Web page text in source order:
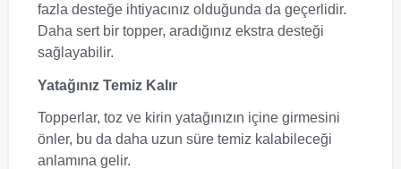
fazla desteğe ihtiyacınız olduğunda da geçerlidir.
Daha sert bir topper, aradığınız ekstra desteği
sağlayabilir.
Yatağınız Temiz Kalır
Topperlar, toz ve kirin yatağınızın içine girmesini
önler, bu da daha uzun süre temiz kalabileceği
anlamına gelir.